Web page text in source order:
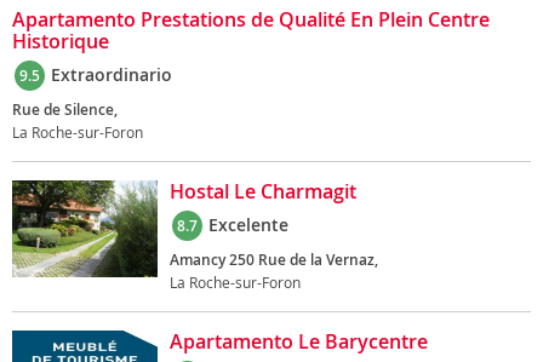
Apartamento Prestations de Qualité En Plein Centre
Historique
9.5 Extraordinario
Rue de Silence,
La Roche-sur-Foron
Hostal Le Charmagit
8.7 Excelente
Amancy 250 Rue de la Vernaz,
La Roche-sur-Foron
Apartamento Le Barycentre